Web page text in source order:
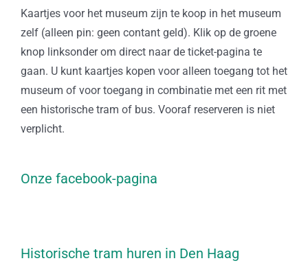
Kaartjes voor het museum zijn te koop in het museum
zelf (alleen pin: geen contant geld). Klik op de groene
knop linksonder om direct naar de ticket-pagina te
gaan. U kunt kaartjes kopen voor alleen toegang tot het
museum of voor toegang in combinatie met een rit met
een historische tram of bus. Vooraf reserveren is niet
verplicht.
Onze facebook-pagina
Historische tram huren in Den Haag